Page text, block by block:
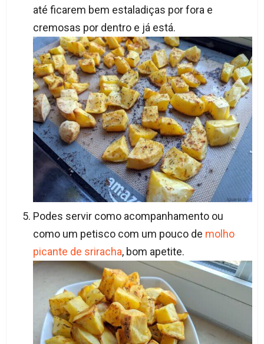
até ficarem bem estaladiças por fora e
cremosas por dentro e já está.
Podes servir como acompanhamento ou
como um petisco com um pouco de molho
picante de sriracha, bom apetite.